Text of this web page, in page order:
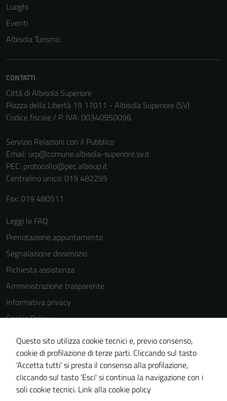
Luoghi
Eventi
Albisola Turismo
CONTATTI
Città di Albisola Superiore
Piazza della Libertà 19 17011 - Albisola Superiore (SV)
Codice fiscale / P. IVA: 00340950096
Servizio Relazioni con il Pubblico
Email: urp@comune.albisola-superiore.sv.it
PEC: protocollo@pec.albisup.it
Centralino unico: 019 482295
Fax: 019 480511
Leggi le FAQ
Prenotazione appuntamento
Segnalazione disservizio
Richiesta assistenza
Amministrazione trasparente
Informativa privacy
Cookie Policy
Note legali
Dichiarazione di accessibilità
Piano di miglioramento del sito
Statistiche sito web
Questo sito utilizza cookie tecnici e, previo consenso,
cookie di profilazione di terze parti. Cliccando sul tasto
'Accetta tutti' si presta il consenso alla profilazione,
cliccando sul tasto 'Esci' si continua la navigazione con i
soli cookie tecnici. Link alla cookie policy